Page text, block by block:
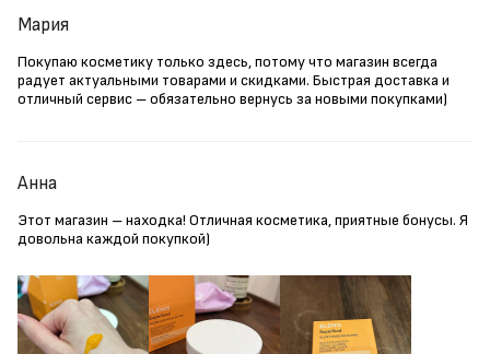
Мария
Покупаю косметику только здесь, потому что магазин всегда
радует актуальными товарами и скидками. Быстрая доставка и
отличный сервис – обязательно вернусь за новыми покупками)
Анна
Этот магазин – находка! Отличная косметика, приятные бонусы. Я
довольна каждой покупкой)